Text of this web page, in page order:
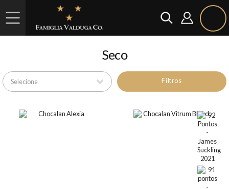
Seco
Filtros